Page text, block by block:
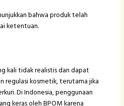
bahwa produk telah
ketentuan.
kali tidak realistis dan dapat
regulasi kosmetik, terutama jika
Di Indonesia, penggunaan
keras oleh BPOM karena